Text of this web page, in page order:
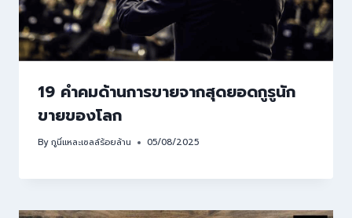
19 คำคมด้านการขายจากสุดยอดกูรูนัก
ขายของโลก
Byกูนี่แหละเซลล์ร้อยล้าน 05/08/2025